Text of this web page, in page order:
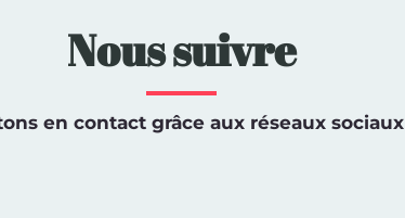
Nous suivre
en contact grâce aux réseaux sociaux